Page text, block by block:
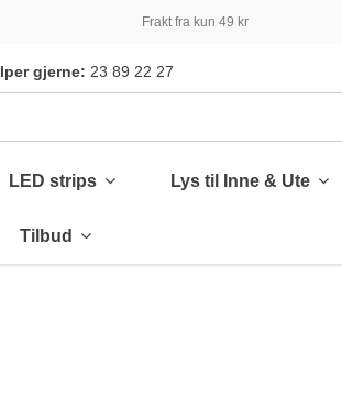
Frakt fra kun 49 kr
gjerne: 23 89 22 27
LED strips Lys til Inne & Ute
Tilbud